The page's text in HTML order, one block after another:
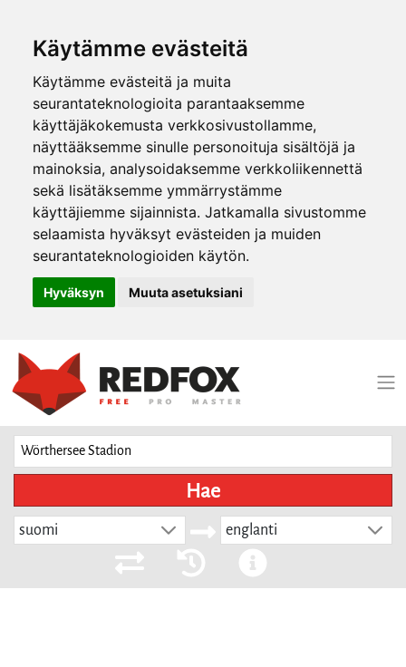
Käytämme evästeitä
Käytämme evästeitä ja muita
seurantateknologioita parantaaksemme
käyttäjäkokemusta verkkosivustollamme,
näyttääksemme sinulle personoituja sisältöjä ja
mainoksia, analysoidaksemme verkkoliikennettä
sekä lisätäksemme ymmärrystämme
käyttäjiemme sijainnista. Jatkamalla sivustomme
selaamista hyväksyt evästeiden ja muiden
seurantateknologioiden käytön.
Hyväksyn Muuta asetuksiani
Hae
suomi englanti